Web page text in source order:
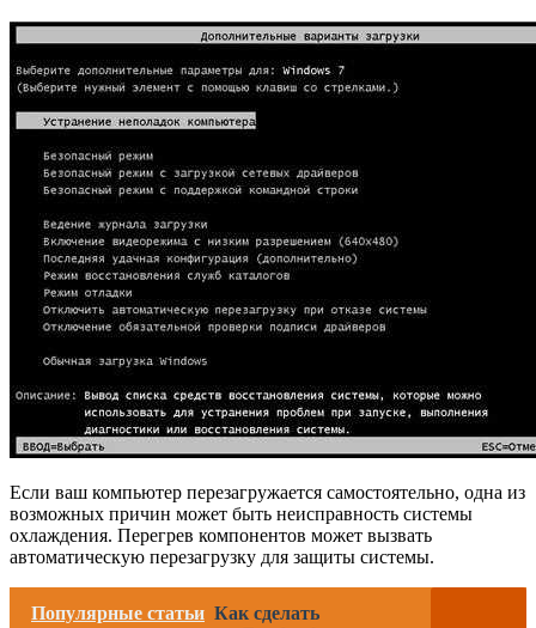
Если ваш компьютер перезагружается самостоятельно, одна из
возможных причин может быть неисправность системы
охлаждения. Перегрев компонентов может вызвать
автоматическую перезагрузку для защиты системы.
Популярные статьи Как сделать